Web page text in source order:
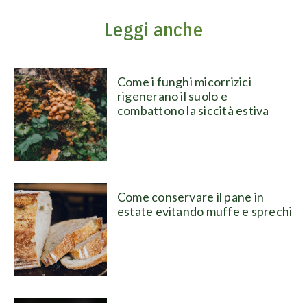
Leggi anche
Come i funghi micorrizici
rigenerano il suolo e
combattono la siccità estiva
Come conservare il pane in
estate evitando muffe e sprechi